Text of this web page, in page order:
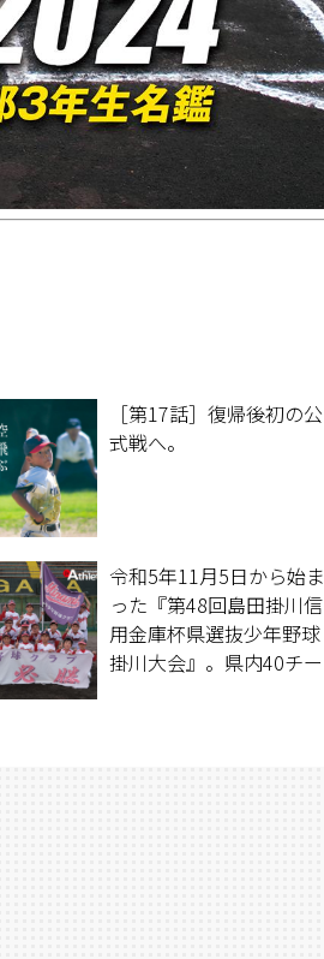
［第17話］復帰後初の公
式戦へ。
令和5年11月5日から始ま
った『第48回島田掛川信
用金庫杯県選抜少年野球
掛川大会』。県内40チー